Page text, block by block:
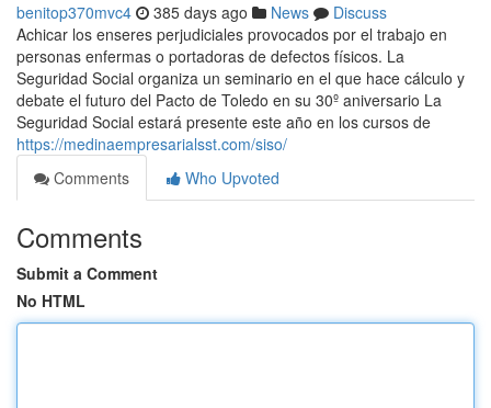
benitop370mvc4 385 days ago News
Discuss
Achicar los enseres perjudiciales provocados por el trabajo en
personas enfermas o portadoras de defectos físicos. La
Seguridad Social organiza un seminario en el que hace cálculo y
debate el futuro del Pacto de Toledo en su 30º aniversario La
Seguridad Social estará presente este año en los cursos de
https://medinaempresarialsst.com/siso/
Comments
Who Upvoted
Comments
Submit a Comment
No HTML